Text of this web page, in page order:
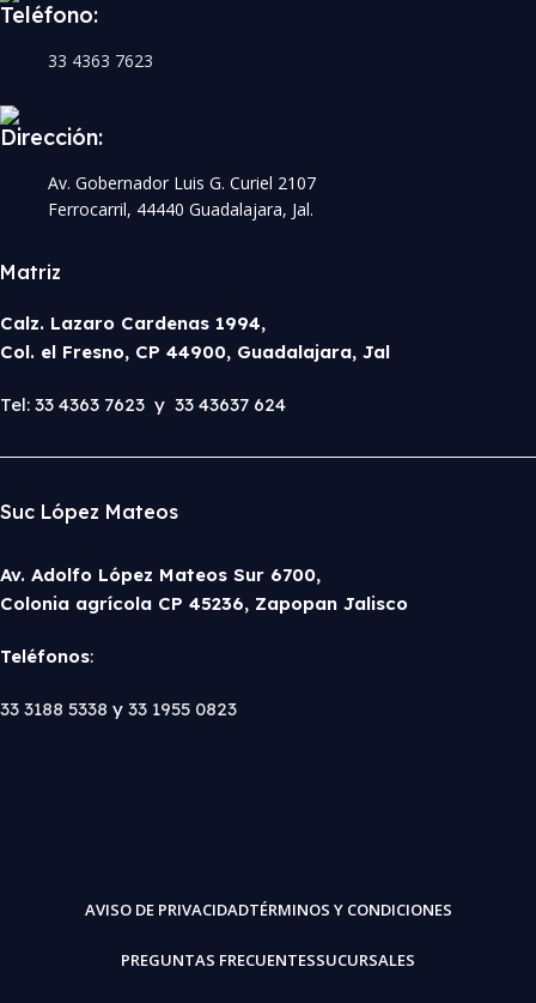
Teléfono:
33 4363 7623
Dirección:
Av. Gobernador Luis G. Curiel 2107
Ferrocarril, 44440 Guadalajara, Jal.
Matriz
Calz. Lazaro Cardenas 1994,
Col. el Fresno, CP 44900, Guadalajara, Jal
Tel: 33 4363 7623 y 33 43637 624
Suc López Mateos
Av. Adolfo López Mateos Sur 6700,
Colonia agrícola CP 45236, Zapopan Jalisco
Teléfonos:
33 3188 5338 y 33 1955 0823
AVISO DE PRIVACIDADTÉRMINOS Y CONDICIONES
PREGUNTAS FRECUENTESSUCURSALES